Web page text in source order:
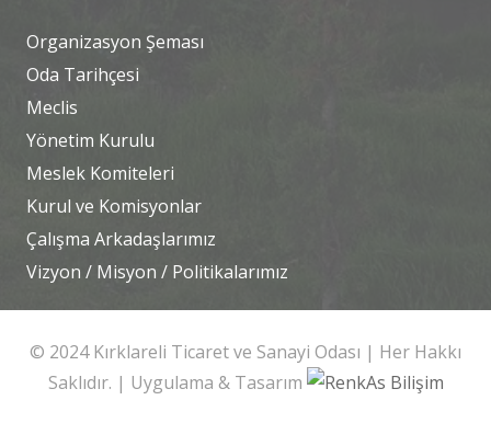
Organizasyon Şeması
Oda Tarihçesi
Meclis
Yönetim Kurulu
Meslek Komiteleri
Kurul ve Komisyonlar
Çalışma Arkadaşlarımız
Vizyon / Misyon / Politikalarımız
© 2024 Kırklareli Ticaret ve Sanayi Odası | Her Hakkı
Saklıdır. | Uygulama & Tasarım